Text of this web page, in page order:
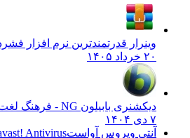
وینرار قدرتمندترین نرم افزار
۲۰ خرداد ۱۴۰۵
دیکشنری بابیلون NG - فرهنگ لغت کامپیوتر
۷ دی ۱۴۰۴
آنتی ویروس آواستAntivirus